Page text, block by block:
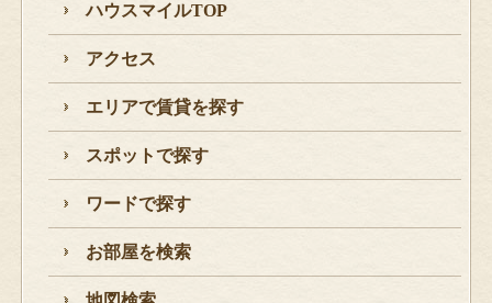
ハウスマイルTOP
アクセス
エリアで賃貸を探す
スポットで探す
ワードで探す
お部屋を検索